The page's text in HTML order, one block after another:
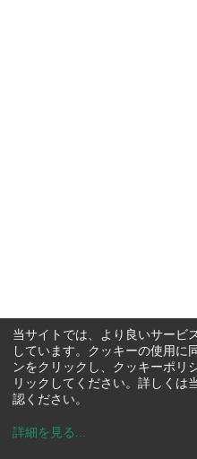
当サイトでは、より良いサービ
しています。クッキーの使用に
ンをクリックし、クッキーポリ
リックしてください。詳しくは
認ください。
詳細を見る ...